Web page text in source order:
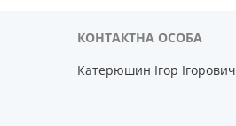
Катерюшин Ігор Ігорович